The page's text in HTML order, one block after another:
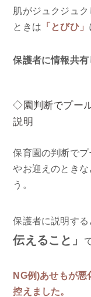
肌がジュクジュ
ときは 「とびひ」
保護者に情報共有
◇園判断でプー
説明
保育園の判断で
やお迎えのとき
う。
保護者に説明す
伝えること」
NG例)あせもが
控えました。